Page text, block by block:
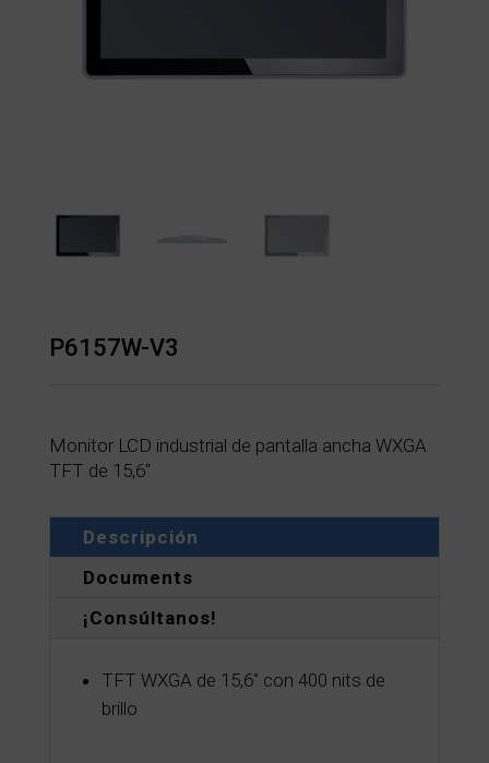
P6157W-V3
Monitor LCD industrial de pantalla ancha WXGA
TFT de 15,6″
Descripción
Documents
¡Consúltanos!
TFT WXGA de 15,6" con 400 nits de
brillo